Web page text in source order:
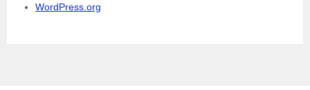
WordPress.org